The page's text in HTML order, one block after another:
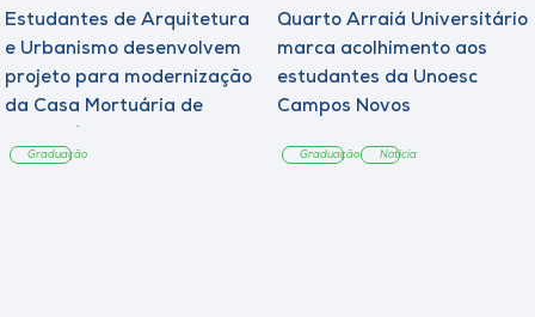
Estudantes de Arquitetura
e Urbanismo desenvolvem
projeto para modernização
da Casa Mortuária de
Graduação
Quarto Arraiá Universitário
marca acolhimento aos
estudantes da Unoesc
Campos Novos
Graduação Notícia